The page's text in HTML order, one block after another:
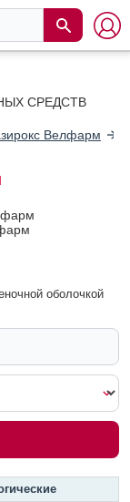
СРЕДСТВ
Велфарм
оболочкой